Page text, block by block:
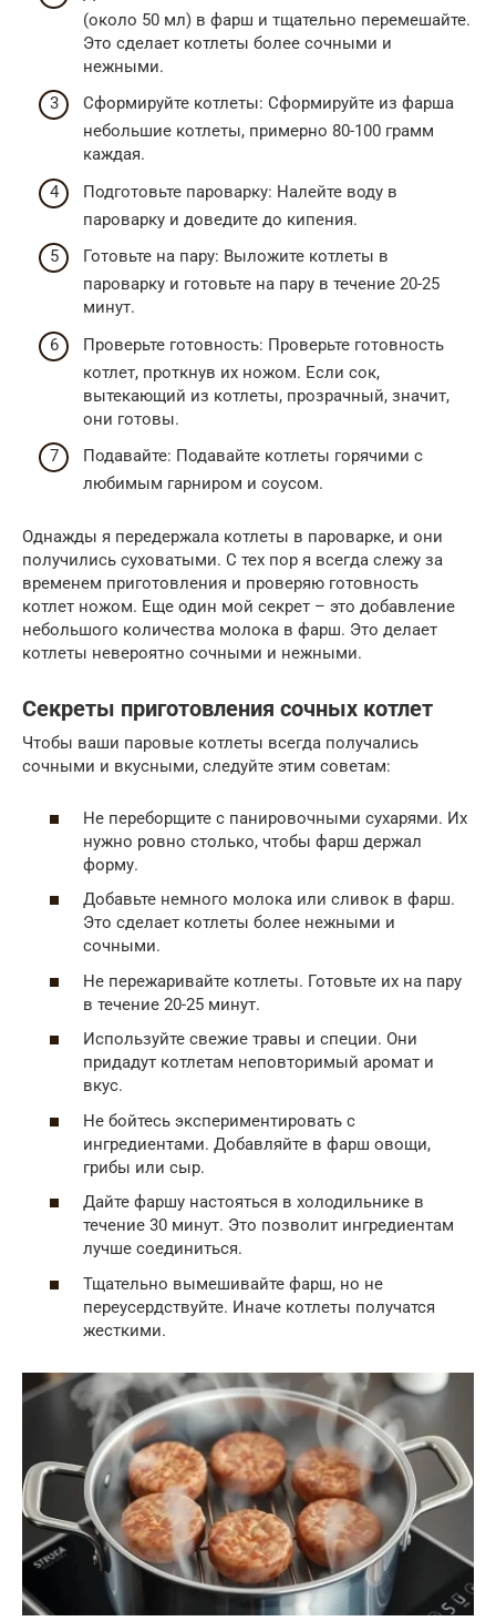
(около 50 мл) в фарш и тщательно перемешайте.
Это сделает котлеты более сочными и
нежными.
Сформируйте котлеты: Сформируйте из фарша
небольшие котлеты, примерно 80-100 грамм
каждая.
Подготовьте пароварку: Налейте воду в
пароварку и доведите до кипения.
Готовьте на пару: Выложите котлеты в
пароварку и готовьте на пару в течение 20-25
минут.
Проверьте готовность: Проверьте готовность
котлет, проткнув их ножом. Если сок,
вытекающий из котлеты, прозрачный, значит,
они готовы.
Подавайте: Подавайте котлеты горячими с
любимым гарниром и соусом.
Однажды я передержала котлеты в пароварке, и они
получились суховатыми. С тех пор я всегда слежу за
временем приготовления и проверяю готовность
котлет ножом. Еще один мой секрет – это добавление
небольшого количества молока в фарш. Это делает
котлеты невероятно сочными и нежными.
Секреты приготовления сочных котлет
Чтобы ваши паровые котлеты всегда получались
сочными и вкусными, следуйте этим советам:
Не переборщите с панировочными сухарями. Их
нужно ровно столько, чтобы фарш держал
форму.
Добавьте немного молока или сливок в фарш.
Это сделает котлеты более нежными и
сочными.
Не пережаривайте котлеты. Готовьте их на пару
в течение 20-25 минут.
Используйте свежие травы и специи. Они
придадут котлетам неповторимый аромат и
вкус.
Не бойтесь экспериментировать с
ингредиентами. Добавляйте в фарш овощи,
грибы или сыр.
Дайте фаршу настояться в холодильнике в
течение 30 минут. Это позволит ингредиентам
лучше соединиться.
Тщательно вымешивайте фарш, но не
переусердствуйте. Иначе котлеты получатся
жесткими.